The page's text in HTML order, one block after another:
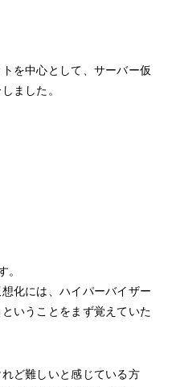
を中心として、サーバー仮
ました。
。
化には、ハイパーバイザー
いうことをまず覚えていた
ど難しいと感じている方